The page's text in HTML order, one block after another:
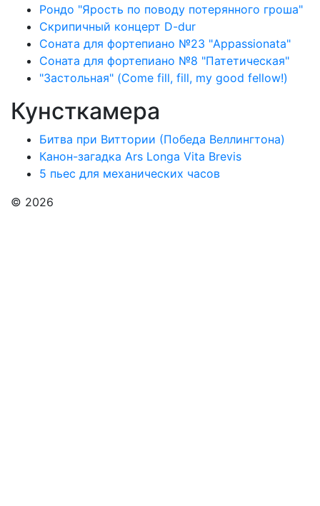
Рондо "Ярость по поводу потерянного гроша"
Скрипичный концерт D-dur
Соната для фортепиано №23 "Appassionata"
Соната для фортепиано №8 "Патетическая"
"Застольная" (Come fill, fill, my good fellow!)
Кунсткамера
Битва при Виттории (Победа Веллингтона)
Канон-загадка Ars Longa Vita Brevis
5 пьес для механических часов
© 2026